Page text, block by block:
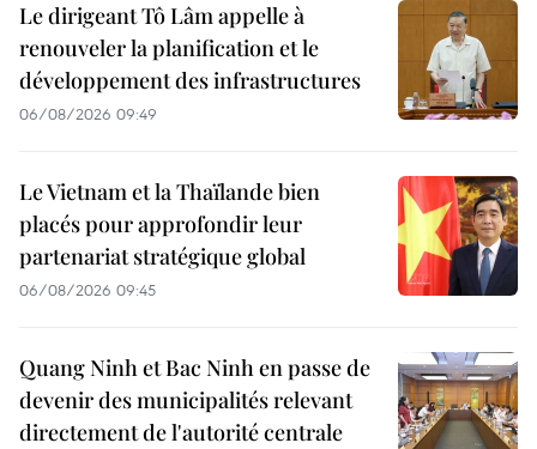
Le dirigeant Tô Lâm appelle à
renouveler la planification et le
développement des infrastructures
06/08/2026 09:49
Le Vietnam et la Thaïlande bien
placés pour approfondir leur
partenariat stratégique global
06/08/2026 09:45
Quang Ninh et Bac Ninh en passe de
devenir des municipalités relevant
directement de l'autorité centrale